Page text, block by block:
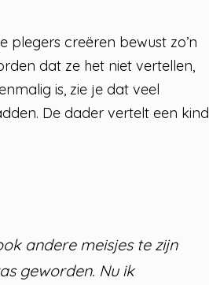
creëren bewust zo’n
dat ze het niet vertellen,
is, zie je dat veel
De dader vertelt een kind
andere meisjes te zijn
geworden. Nu ik